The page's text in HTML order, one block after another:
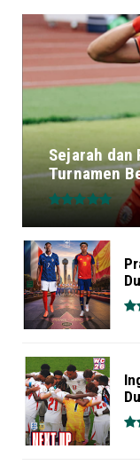
Sejarah dan
Turnamen